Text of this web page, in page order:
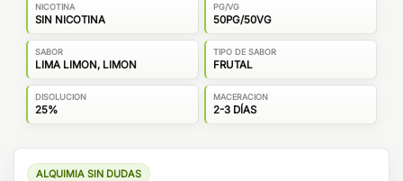
NICOTINA
SIN NICOTINA
PG/VG
50PG/50VG
SABOR
LIMA LIMON, LIMON
TIPO DE SABOR
FRUTAL
DISOLUCION
25%
MACERACION
2-3 DÍAS
ALQUIMIA SIN DUDAS